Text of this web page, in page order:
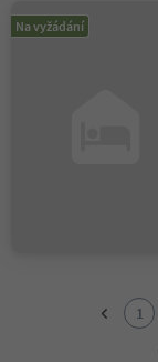
Na vyžádání
1